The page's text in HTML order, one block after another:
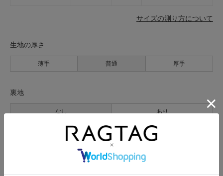
サイズの測り方について
生地の厚さ
薄手 普通 厚手
裏地
なし あり